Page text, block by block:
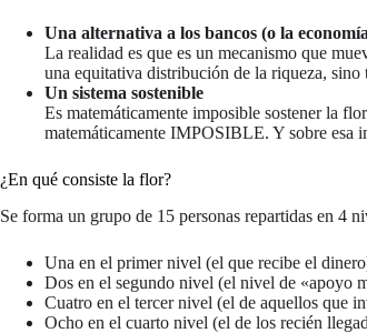
Una alternativa a los bancos (o la
La realidad es que es un mecanismo que
una equitativa distribución de la riqueza, sino
Un sistema sostenible
Es matemáticamente imposible sostener la
matemáticamente IMPOSIBLE. Y sobre esa
¿En qué consiste la flor?
Se forma un grupo de 15 personas repartidas en 4
Una en el primer nivel (el que recibe el
Dos en el segundo nivel (el nivel de «apoyo
Cuatro en el tercer nivel (el de aquellos que
Ocho en el cuarto nivel (el de los recién